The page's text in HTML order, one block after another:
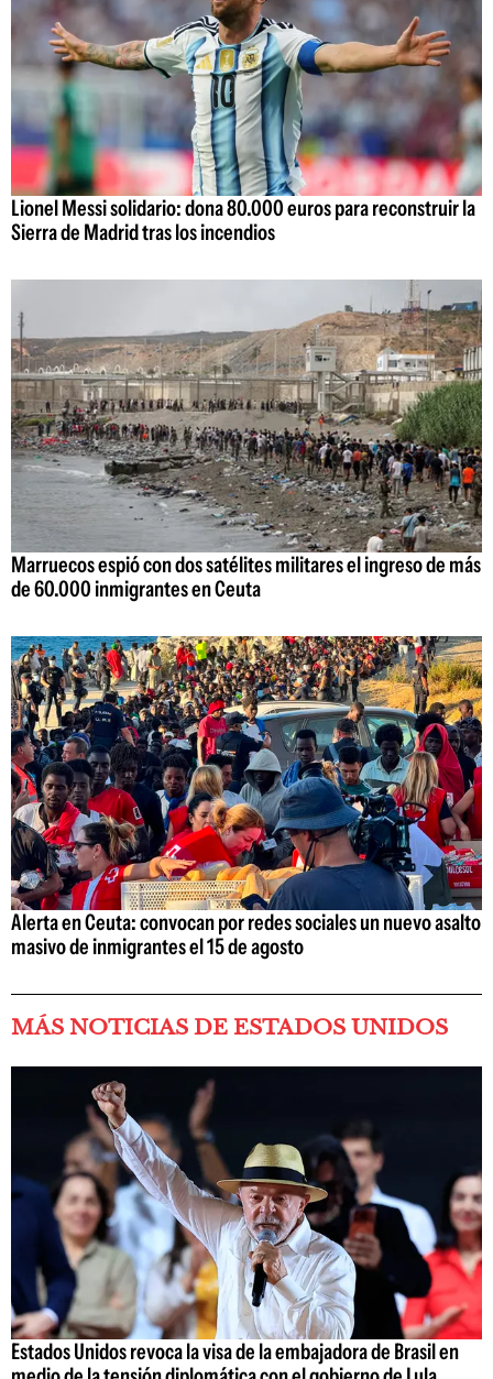
Lionel Messi solidario: dona 80.000 euros para reconstruir la
Sierra de Madrid tras los incendios
Marruecos espió con dos satélites militares el ingreso de más
de 60.000 inmigrantes en Ceuta
Alerta en Ceuta: convocan por redes sociales un nuevo asalto
masivo de inmigrantes el 15 de agosto
MÁS NOTICIAS DE ESTADOS UNIDOS
Estados Unidos revoca la visa de la embajadora de Brasil en